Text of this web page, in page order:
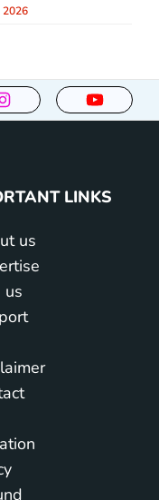
2026
LINKS
us
us